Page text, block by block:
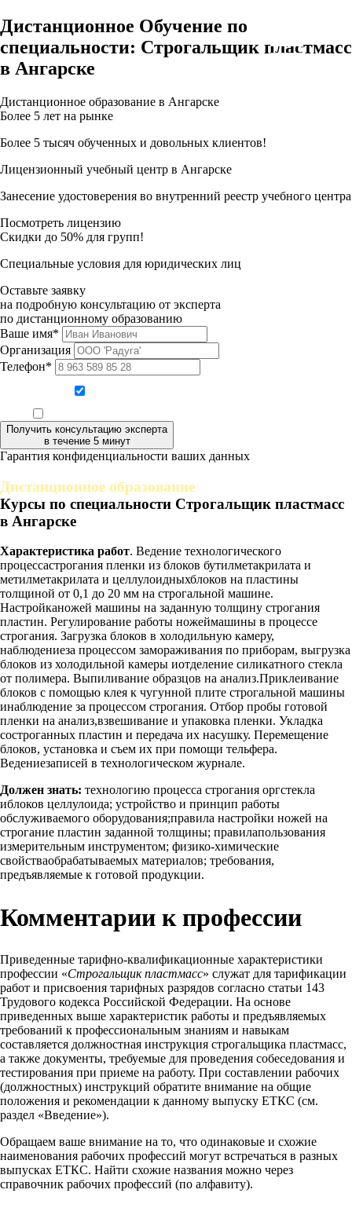
Дистанционное Обучение по
специальности: Строгальщик пластмасс
в Ангарске
Дистанционное образование в Ангарске
Более 5 лет на рынке
Более 5 тысяч обученных и довольных клиентов!
Лицензионный учебный центр в Ангарске
Занесение удостоверения во внутренний реестр учебного центра
Посмотреть лицензию
Скидки до 50% для групп!
Специальные условия для юридических лиц
Оставьте заявку
на подробную консультацию от эксперта
по дистанционному образованию
Ваше имя*
Организация
Телефон*
Получить консультацию эксперта
в течение 5 минут
Гарантия конфиденциальности ваших данных
Дистанционное образование
Курсы по специальности Строгальщик пластмасс
в Ангарске
Характеристика работ. Ведение технологического
процессастрогания пленки из блоков бутилметакрилата и
метилметакрилата и целлулоидныхблоков на пластины
толщиной от 0,1 до 20 мм на строгальной машине.
Настройканожей машины на заданную толщину строгания
пластин. Регулирование работы ножеймашины в процессе
строгания. Загрузка блоков в холодильную камеру,
наблюдениеза процессом замораживания по приборам, выгрузка
блоков из холодильной камеры иотделение силикатного стекла
от полимера. Выпиливание образцов на анализ.Приклеивание
блоков с помощью клея к чугунной плите строгальной машины
инаблюдение за процессом строгания. Отбор пробы готовой
пленки на анализ,взвешивание и упаковка пленки. Укладка
состроганных пластин и передача их насушку. Перемещение
блоков, установка и съем их при помощи тельфера.
Ведениезаписей в технологическом журнале.
Должен знать: технологию процесса строгания оргстекла
иблоков целлулоида; устройство и принцип работы
обслуживаемого оборудования;правила настройки ножей на
строгание пластин заданной толщины; правилапользования
измерительным инструментом; физико-химические
свойстваобрабатываемых материалов; требования,
предъявляемые к готовой продукции.
Комментарии к профессии
Приведенные тарифно-квалификационные характеристики
профессии «Строгальщик пластмасс» служат для тарификации
работ и присвоения тарифных разрядов согласно статьи 143
Трудового кодекса Российской Федерации. На основе
приведенных выше характеристик работы и предъявляемых
требований к профессиональным знаниям и навыкам
составляется должностная инструкция строгальщика пластмасс,
а также документы, требуемые для проведения собеседования и
тестирования при приеме на работу. При составлении рабочих
(должностных) инструкций обратите внимание на общие
положения и рекомендации к данному выпуску ЕТКС (см.
раздел «Введение»).
Обращаем ваше внимание на то, что одинаковые и схожие
наименования рабочих профессий могут встречаться в разных
выпусках ЕТКС. Найти схожие названия можно через
справочник рабочих профессий (по алфавиту).